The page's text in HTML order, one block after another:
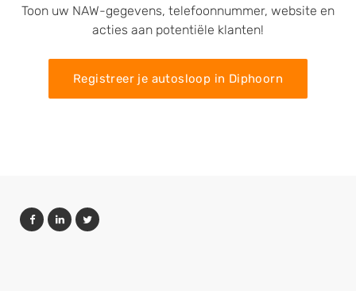
Toon uw NAW-gegevens, telefoonnummer, website en
acties aan potentiële klanten!
Registreer je autosloop in Diphoorn